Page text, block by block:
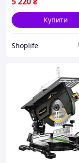
для дому
Купити
Shoplife